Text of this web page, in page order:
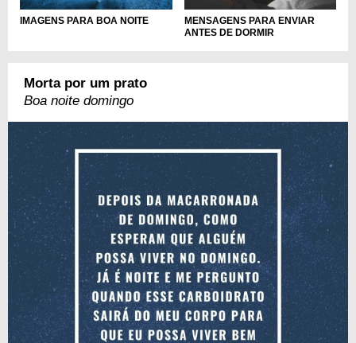
IMAGENS PARA BOA NOITE
MENSAGENS PARA ENVIAR
ANTES DE DORMIR
Morta por um prato
Boa noite domingo